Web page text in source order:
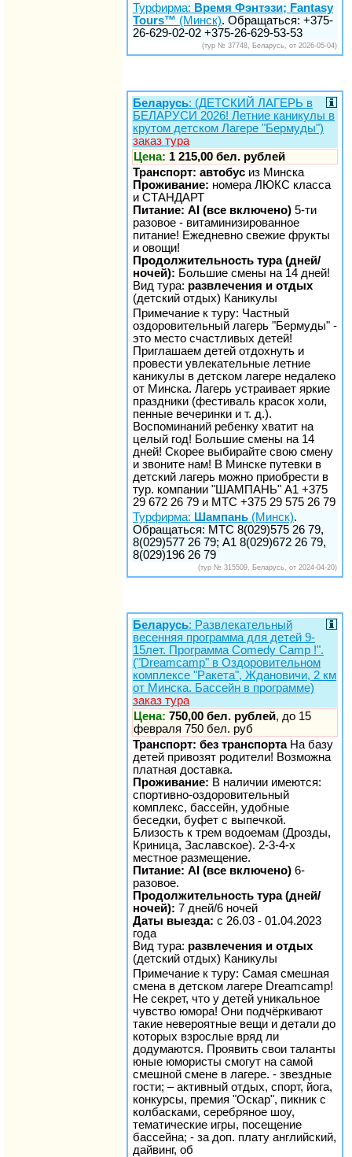
Турфирма: Время Фэнтэзи; Fantasy
Tours™ (Минск). Обращаться: +375-
26-629-02-02 +375-26-629-53-53
(тур № 37748, Беларусь, от 2026-05-04)
Беларусь: (ДЕТСКИЙ ЛАГЕРЬ в
БЕЛАРУСИ 2026! Летние каникулы в
крутом детском Лагере "Бермуды")
заказ тура
Цена: 1 215,00 бел. рублей
Транспорт: автобус из Минска
Проживание: номера ЛЮКС класса
и СТАНДАРТ
Питание: AI (все включено) 5-ти
разовое - витаминизированное
питание! Ежедневно свежие фрукты
и овощи!
Продолжительность тура (дней/
ночей): Большие смены на 14 дней!
Вид тура: развлечения и отдых
(детский отдых) Каникулы
Примечание к туру: Частный
оздоровительный лагерь "Бермуды" -
это место счастливых детей!
Приглашаем детей отдохнуть и
провести увлекательные летние
каникулы в детском лагере недалеко
от Минска. Лагерь устраивает яркие
праздники (фестиваль красок холи,
пенные вечеринки и т. д.).
Воспоминаний ребенку хватит на
целый год! Большие смены на 14
дней! Скорее выбирайте свою смену
и звоните нам! В Минске путевки в
детский лагерь можно приобрести в
тур. компании "ШАМПАНЬ" А1 +375
29 672 26 79 и МТС +375 29 575 26 79
Турфирма: Шампань (Минск).
Обращаться: МТС 8(029)575 26 79,
8(029)577 26 79; А1 8(029)672 26 79,
8(029)196 26 79
(тур № 315509, Беларусь, от 2024-04-20)
Беларусь: Развлекательный
весенняя программа для детей 9-
15лет. Программа Comedy Camp !".
("Dreamcamp" в Оздоровительном
комплексе "Ракета", Ждановичи, 2 км
от Минска. Бассейн в программе)
заказ тура
Цена: 750,00 бел. рублей, до 15
февраля 750 бел. руб
Транспорт: без транспортаНа базу
детей привозят родители! Возможна
платная доставка.
Проживание: В наличии имеются:
спортивно-оздоровительный
комплекс, бассейн, удобные
беседки, буфет с выпечкой.
Близость к трем водоемам (Дрозды,
Криница, Заславское). 2-3-4-х
местное размещение.
Питание: AI (все включено) 6-
разовое.
Продолжительность тура (дней/
ночей): 7 дней/6 ночей
Даты выезда: с 26.03 - 01.04.2023
года
Вид тура: развлечения и отдых
(детский отдых) Каникулы
Примечание к туру: Самая смешная
смена в детском лагере Dreamcamp!
Не секрет, что у детей уникальное
чувство юмора! Они подчёркивают
такие невероятные вещи и детали до
которых взрослые вряд ли
додумаются. Проявить свои таланты
юные юмористы смогут на самой
смешной смене в лагере. - звездные
гости; – активный отдых, спорт, йога,
конкурсы, премия "Оскар", пикник с
колбасками, серебряное шоу,
тематические игры, посещение
бассейна; - за доп. плату английский,
дайвинг, об